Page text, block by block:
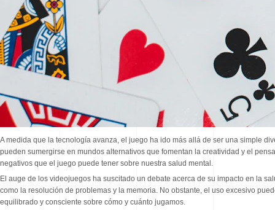
A medida que la tecnología avanza, el juego ha ido más allá de ser una simple
pueden sumergirse en mundos alternativos que fomentan la creatividad y el
negativos que el juego puede tener sobre nuestra salud mental.
El auge de los videojuegos ha suscitado un debate acerca de su impacto en la
como la resolución de problemas y la memoria. No obstante, el uso excesivo
equilibrado y consciente sobre cómo y cuánto jugamos.